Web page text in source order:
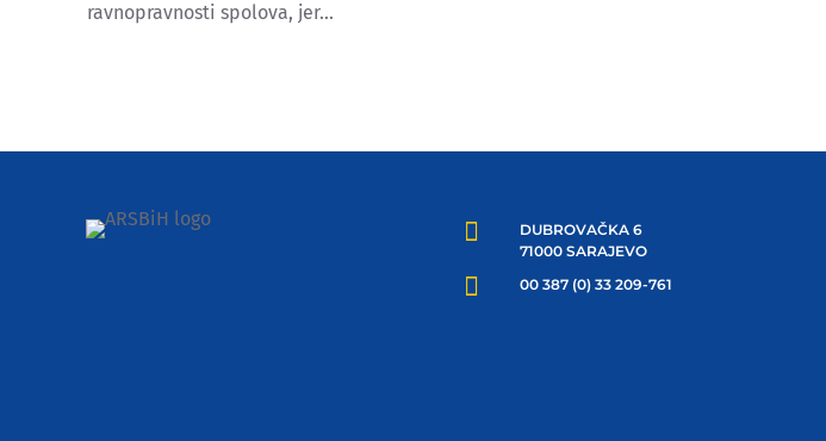
ravnopravnosti spolova, jer...

DUBROVAČKA 6
71000 SARAJEVO
 00 387 (0) 33 209-761